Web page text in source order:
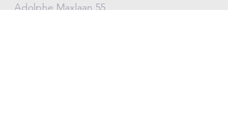
Adolphe Maxlaan 55